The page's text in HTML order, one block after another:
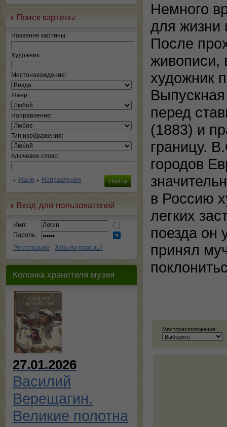
Поиск картины
Название картины:
Художник:
Местонахождение:
Жанр:
Направление:
Тип изображения:
Ключевое слово:
Жанр Направления
Вход для пользователей
Имя:
Пароль:
Регистрация
Забыли пароль?
Колонка хранителя музея
27.01.2026
Василий
Верещагин.
Великие полотна
Немного
для жизни
После
живописи,
художник
перед
(1883) и
границу.
городов
в Россию
легких
поезда он
принял
Месторасположение: